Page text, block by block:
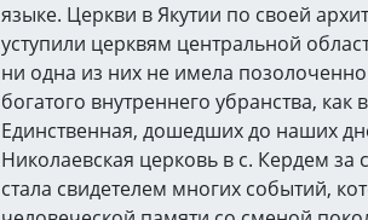
языке. Церкви в Якутии по своей
уступили церквям центральной
ни одна из них не имела
богатого внутреннего убранства, как
Единственная, дошедших до наших
Николаевская церковь в с. Кердем за
стала свидетелем многих событий,